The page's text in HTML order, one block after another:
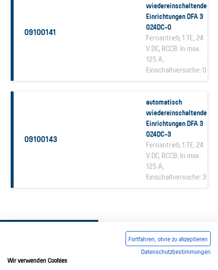
09100141
wiedereinschaltende
Einrichtungen DFA 3
024DC-0
Fernantrieb, 1 TE, 24
V DC, RCCB: In max.
125 A,
Einschaltversuche: 0
09100143
automatisch
wiedereinschaltende
Einrichtungen DFA 3
024DC-3
Fernantrieb, 1 TE, 24
V DC, RCCB: In max.
125 A,
Einschaltversuche: 3
Fortfahren, ohne zu akzeptieren
Datenschutzbestimmungen
Wir verwenden Cookies